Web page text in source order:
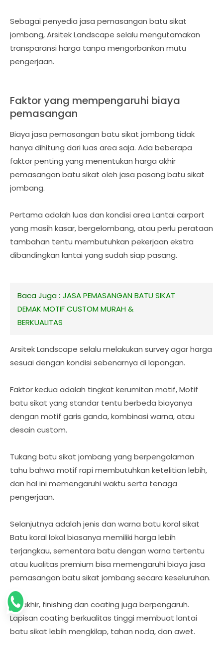
Sebagai penyedia jasa pemasangan batu sikat
jombang, Arsitek Landscape selalu mengutamakan
transparansi harga tanpa mengorbankan mutu
pengerjaan.
Faktor yang mempengaruhi biaya
pemasangan
Biaya jasa pemasangan batu sikat jombang tidak
hanya dihitung dari luas area saja. Ada beberapa
faktor penting yang menentukan harga akhir
pemasangan batu sikat oleh jasa pasang batu sikat
jombang.
Pertama adalah luas dan kondisi area Lantai carport
yang masih kasar, bergelombang, atau perlu perataan
tambahan tentu membutuhkan pekerjaan ekstra
dibandingkan lantai yang sudah siap pasang.
Baca Juga : JASA PEMASANGAN BATU SIKAT
DEMAK MOTIF CUSTOM MURAH &
BERKUALITAS
Arsitek Landscape selalu melakukan survey agar harga
sesuai dengan kondisi sebenarnya di lapangan.
Faktor kedua adalah tingkat kerumitan motif, Motif
batu sikat yang standar tentu berbeda biayanya
dengan motif garis ganda, kombinasi warna, atau
desain custom.
Tukang batu sikat jombang yang berpengalaman
tahu bahwa motif rapi membutuhkan ketelitian lebih,
dan hal ini memengaruhi waktu serta tenaga
pengerjaan.
Selanjutnya adalah jenis dan warna batu koral sikat
Batu koral lokal biasanya memiliki harga lebih
terjangkau, sementara batu dengan warna tertentu
atau kualitas premium bisa memengaruhi biaya jasa
pemasangan batu sikat jombang secara keseluruhan.
Terakhir, finishing dan coating juga berpengaruh.
Lapisan coating berkualitas tinggi membuat lantai
batu sikat lebih mengkilap, tahan noda, dan awet.